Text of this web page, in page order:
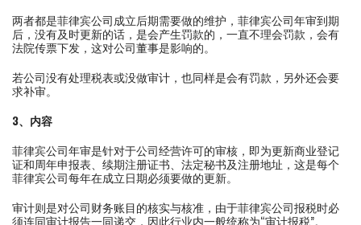
两者都是菲律宾公司成立后期需要做的维护，菲律宾公司年审到期
后，没有及时更新的话，是会产生罚款的，一直不理会罚款，会有
法院传票下发，这对公司董事是影响的。
若公司没有处理税表或没做审计，也同样是会有罚款，另外还会要
求补审。
3、内容
菲律宾公司年审是针对于公司经营许可的审核，即为更新商业登记
证和周年申报表、续期注册证书、法定秘书及注册地址，这是每个
菲律宾公司每年在成立日期必须要做的更新。
审计则是对公司财务账目的核实与核准，由于菲律宾公司报税时必
须连同审计报告一同递交，因此行业内一般统称为“审计报税”。